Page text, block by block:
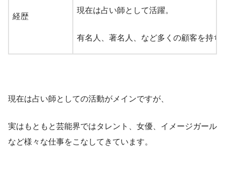
経歴
現在は占い師として活躍。
有名人、著名人、など多くの顧客を持
公式ブログ アメーバブログ
ツイッター Twitterアカウント
現在は占い師としての活動がメインですが、
実はもともと芸能界ではタレント、女優、イメージガール
など様々な仕事をこなしてきています。